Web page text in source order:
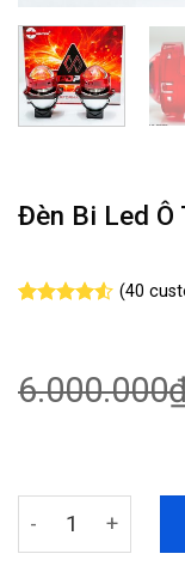
Đèn Bi Led Ô
based on
customer
(40
6.000.000
Đèn Bi Led Ô Tô